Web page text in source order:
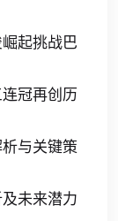
起挑战巴
冠再创历
与关键策
未来潜力